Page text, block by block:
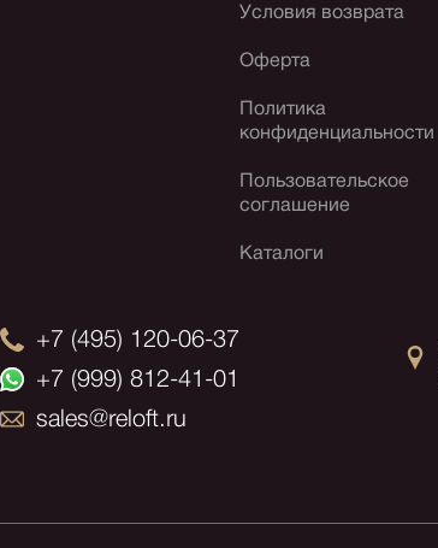
Условия возврата
Оферта
Политика
конфиденциальности
Пользовательское
соглашение
Каталоги
+7 (495) 120-06-37
+7 (999) 812-41-01
sales@reloft.ru